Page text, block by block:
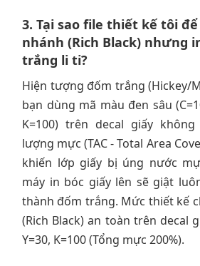
3. Tại sao file thiết kế tôi
nhánh (Rich Black) nhưng
trắng li ti?
Hiện tượng đốm trắng (Hickey/
bạn dùng mã màu đen sâu
K=100) trên decal giấy
lượng mực (TAC - Total Area
khiến lớp giấy bị úng nước
máy in bóc giấy lên sẽ giật
thành đốm trắng. Mức thiết kế
(Rich Black) an toàn trên decal
Y=30, K=100 (Tổng mực 200%).